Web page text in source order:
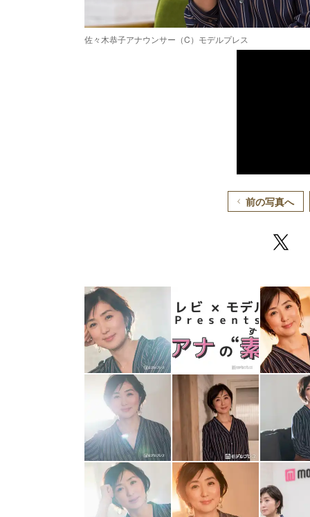
佐々木恭子アナウンサー（C）モデルプレス
前の写真へ